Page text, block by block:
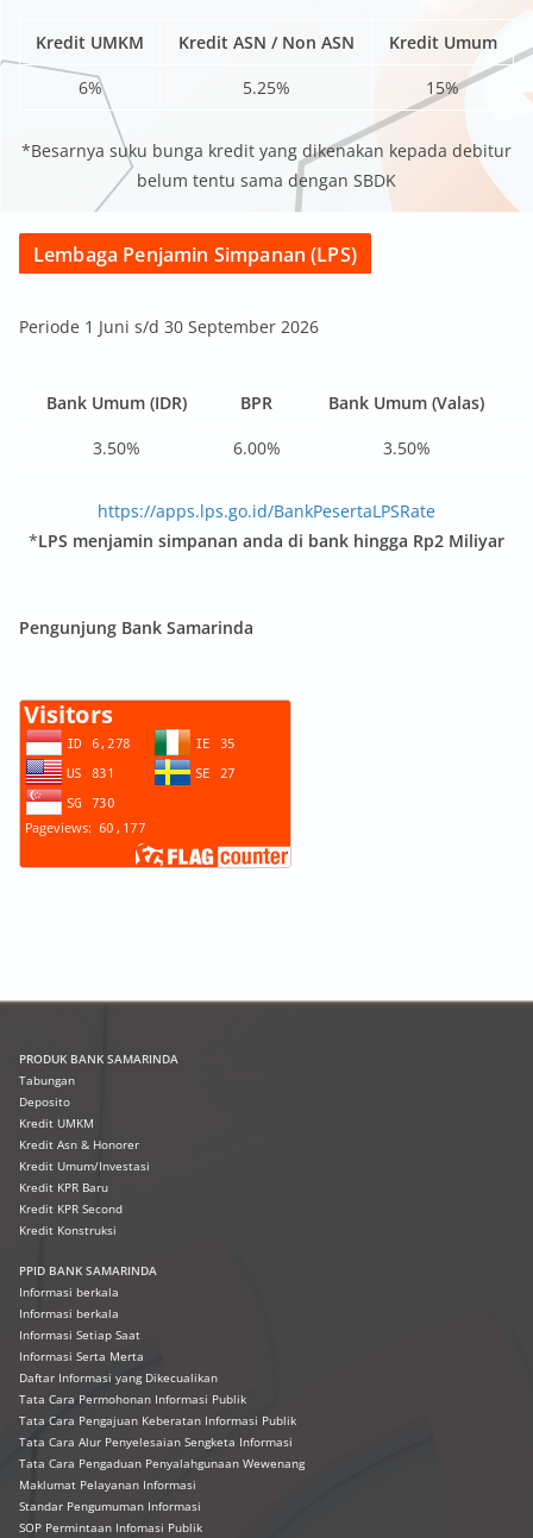
Kredit UMKM Kredit ASN / Non ASN
Kredit Umum
6%
5.25% 15%
*Besarnya suku bunga kredit yang dikenakan kepada debitur
belum tentu sama dengan SBDK
Lembaga Penjamin Simpanan (LPS)
Periode 1 Juni s/d 30 September 2026
Bank Umum (IDR) BPR
Bank Umum (Valas)
3.50%
6.00% 3.50%
https://apps.lps.go.id/BankPesertaLPSRate
*LPS menjamin simpanan anda di bank hingga Rp2 Miliyar
Pengunjung Bank Samarinda
PRODUK BANK SAMARINDA
Tabungan
Deposito
Kredit UMKM
Kredit Asn & Honorer
Kredit Umum/Investasi
Kredit KPR Baru
Kredit KPR Second
Kredit Konstruksi
PPID BANK SAMARINDA
Informasi berkala
Informasi berkala
Informasi Setiap Saat
Informasi Serta Merta
Daftar Informasi yang Dikecualikan
Tata Cara Permohonan Informasi Publik
Tata Cara Pengajuan Keberatan Informasi Publik
Tata Cara Alur Penyelesaian Sengketa Informasi
Tata Cara Pengaduan Penyalahgunaan Wewenang
Maklumat Pelayanan Informasi
Standar Pengumuman Informasi
SOP Permintaan Infomasi Publik